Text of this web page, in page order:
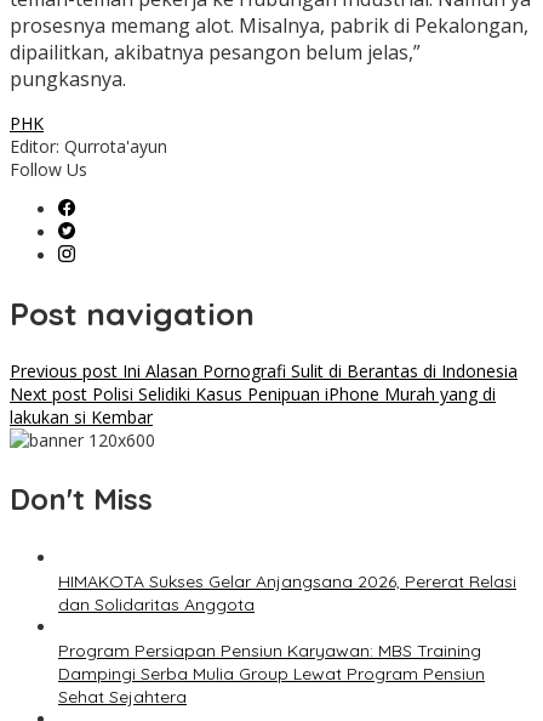
prosesnya memang alot. Misalnya, pabrik di Pekalongan,
dipailitkan, akibatnya pesangon belum jelas,”
pungkasnya.
PHK
Editor: Qurrota'ayun
Follow Us
Post navigation
Previous post Ini Alasan Pornografi Sulit di Berantas di Indonesia
Next post Polisi Selidiki Kasus Penipuan iPhone Murah yang di
lakukan si Kembar
Don't Miss
HIMAKOTA Sukses Gelar Anjangsana 2026, Pererat Relasi
dan Solidaritas Anggota
Program Persiapan Pensiun Karyawan: MBS Training
Dampingi Serba Mulia Group Lewat Program Pensiun
Sehat Sejahtera